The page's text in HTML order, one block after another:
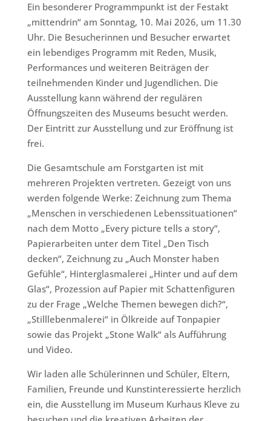
Ein besonderer Programmpunkt ist der Festakt
„mittendrin“ am Sonntag, 10. Mai 2026, um 11.30
Uhr. Die Besucherinnen und Besucher erwartet
ein lebendiges Programm mit Reden, Musik,
Performances und weiteren Beiträgen der
teilnehmenden Kinder und Jugendlichen. Die
Ausstellung kann während der regulären
Öffnungszeiten des Museums besucht werden.
Der Eintritt zur Ausstellung und zur Eröffnung ist
frei.
Die Gesamtschule am Forstgarten ist mit
mehreren Projekten vertreten. Gezeigt von uns
werden folgende Werke: Zeichnung zum Thema
„Menschen in verschiedenen Lebenssituationen“
nach dem Motto „Every picture tells a story“,
Papierarbeiten unter dem Titel „Den Tisch
decken“, Zeichnung zu „Auch Monster haben
Gefühle“, Hinterglasmalerei „Hinter und auf dem
Glas“, Prozession auf Papier mit Schattenfiguren
zu der Frage „Welche Themen bewegen dich?“,
„Stilllebenmalerei“ in Ölkreide auf Tonpapier
sowie das Projekt „Stone Walk“ als Aufführung
und Video.
Wir laden alle Schülerinnen und Schüler, Eltern,
Familien, Freunde und Kunstinteressierte herzlich
ein, die Ausstellung im Museum Kurhaus Kleve zu